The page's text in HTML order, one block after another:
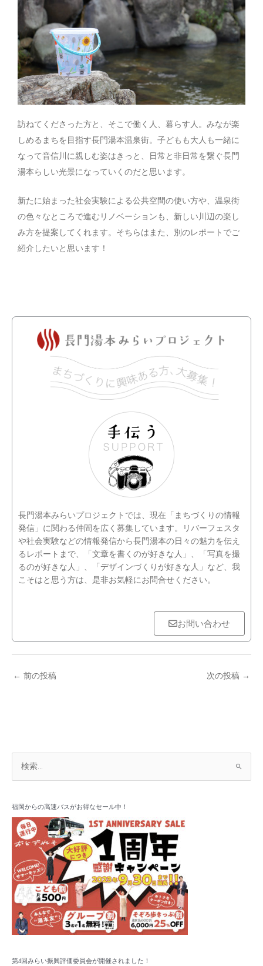
訪ねてくださった方と、そこで働く人、暮らす人。みなが楽
しめるまちを目指す長門湯本温泉街。子どもも大人も一緒に
なって音信川に親しむ姿はきっと、日常と非日常を繋ぐ長門
湯本らしい光景になっていくのだと思います。
新たに始まった社会実験による公共空間の使い方や、温泉街
の色々なところで進むリノベーションも、新しい川辺の楽し
み方を提案してくれます。そちらはまた、別のレポートでご
紹介したいと思います！
長門湯本みらいプロジェクトでは、現在「まちづくりの情報
発信」に関わる仲間を広く募集しています。リバーフェスタ
や社会実験などの情報発信から長門湯本の日々の魅力を伝え
るレポートまで、「文章を書くのが好きな人」、「写真を撮
るのが好きな人」、「デザインづくりが好きな人」など、我
こそはと思う方は、是非お気軽にお問合せください。
お問い合わせ
← 前の投稿 次の投稿 →
索
象
:
福岡からの高速バスがお得なセール中！
第4回みらい振興評価委員会が開催されました！
カ
ブ